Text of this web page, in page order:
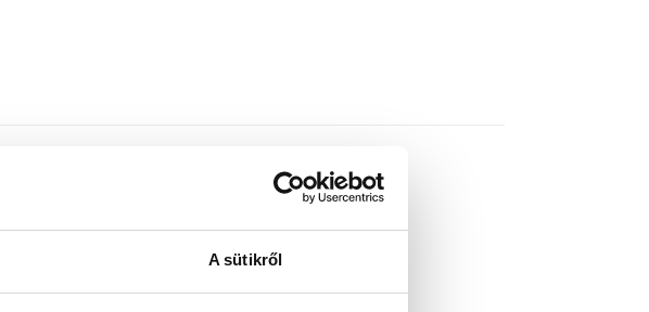
A sütikről